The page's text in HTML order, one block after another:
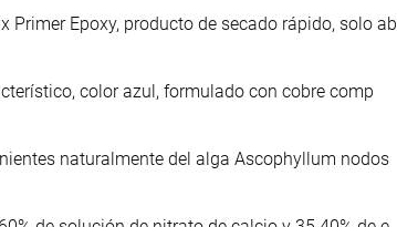
Epoxy, producto de secado rápido, solo ab
color azul, formulado con cobre comp
naturalmente del alga Ascophyllum nodos